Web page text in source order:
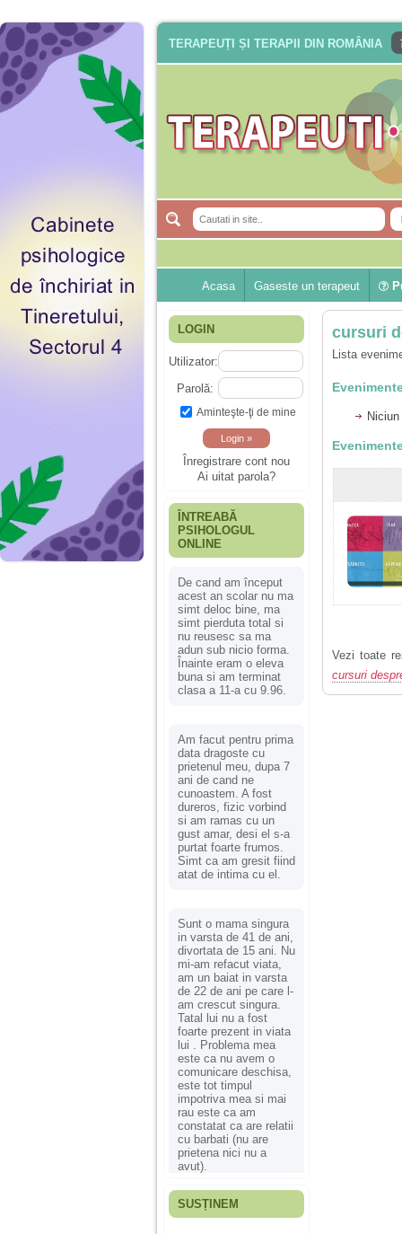
TERAPEUȚI ȘI TERAPII DIN ROMÂNIA
Acasa Gaseste un terapeut
LOGIN
Utilizator:
Parolă:
Aminteşte-ţi de mine
Înregistrare cont nou
Ai uitat parola?
ÎNTREABĂ
PSIHOLOGUL
ONLINE
De cand am început
acest an scolar nu ma
simt deloc bine, ma
simt pierduta total si
nu reusesc sa ma
adun sub nicio forma.
Înainte eram o eleva
buna si am terminat
clasa a 11-a cu 9.96.
Am facut pentru prima
data dragoste cu
prietenul meu, dupa 7
ani de cand ne
cunoastem. A fost
dureros, fizic vorbind
si am ramas cu un
gust amar, desi el s-a
purtat foarte frumos.
Simt ca am gresit fiind
atat de intima cu el.
Sunt o mama singura
in varsta de 41 de ani,
divortata de 15 ani. Nu
mi-am refacut viata,
am un baiat in varsta
de 22 de ani pe care l-
am crescut singura.
Tatal lui nu a fost
foarte prezent in viata
lui . Problema mea
este ca nu avem o
comunicare deschisa,
este tot timpul
impotriva mea si mai
rau este ca am
constatat ca are relatii
cu barbati (nu are
prietena nici nu a
avut).
Fiica mea s-a nascut
SUSȚINEM
cursuri
Lista
Vezi toate
cursuri